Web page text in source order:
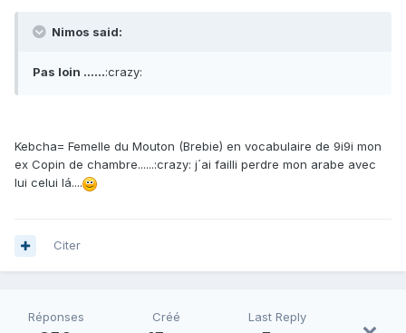
Nimos said:
Pas loin ......:crazy:
Kebcha= Femelle du Mouton (Brebie) en vocabulaire de 9i9i mon
ex Copin de chambre......:crazy: j´ai failli perdre mon arabe avec
lui celui lá....
Citer
Réponses Créé Last Reply